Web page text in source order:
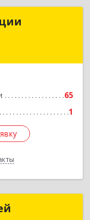
65
1
Подробнее
Сергей